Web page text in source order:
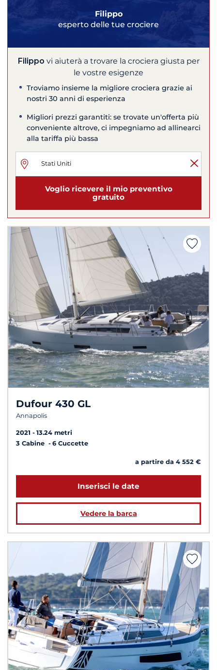
Filippo
esperto delle tue crociere
Filippo vi aiuterà a trovare la crociera giusta per
le vostre esigenze
Troviamo insieme la migliore crociera grazie ai
nostri 30 anni di esperienza
Migliori prezzi garantiti: se trovate un'offerta più
conveniente altrove, ci impegniamo ad allinearci
alla tariffa più bassa
Voglio ricevere il mio preventivo
gratuito
Dufour 430 GL
Annapolis
2021
13.24 metri
3 Cabine
6 Cuccette
a partire da 4 552 €
Inserisci le date
Vedere la barca